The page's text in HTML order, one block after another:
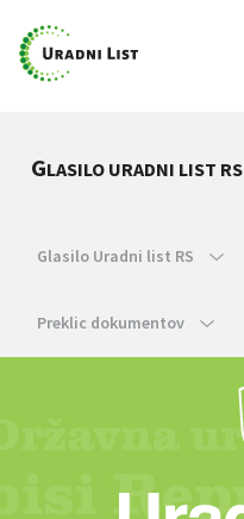
GLASILO URADNI LIST RS
Glasilo Uradni list RS
Preklic dokumentov